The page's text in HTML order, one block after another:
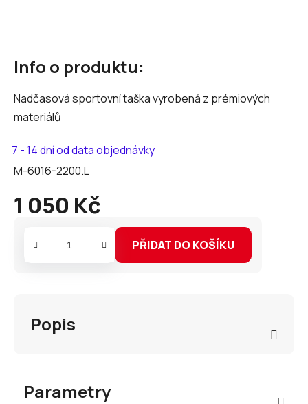
Info o produktu:
Nadčasová sportovní taška vyrobená z prémiových
materiálů
7 - 14 dní od data objednávky
M-6016-2200.L
1 050 Kč
Měrná
PŘIDAT DO KOŠÍKU
Popis
Parametry